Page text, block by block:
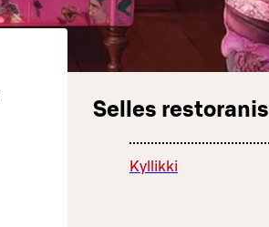
Selles restoranis
Kyllikki